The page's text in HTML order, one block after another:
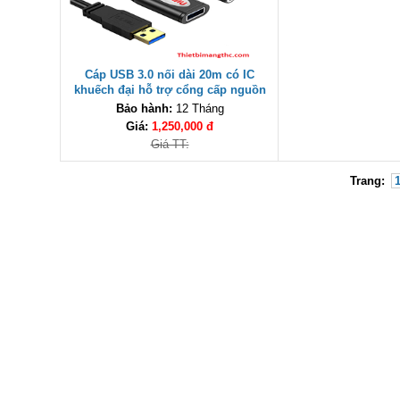
Cáp USB 3.0 nối dài 20m có IC
khuếch đại hỗ trợ cổng cấp nguồn
Unitek Y-3007 cao cấp
Bảo hành: 12 Tháng
Giá: 1,250,000 đ
Giá TT:
Trang: 1